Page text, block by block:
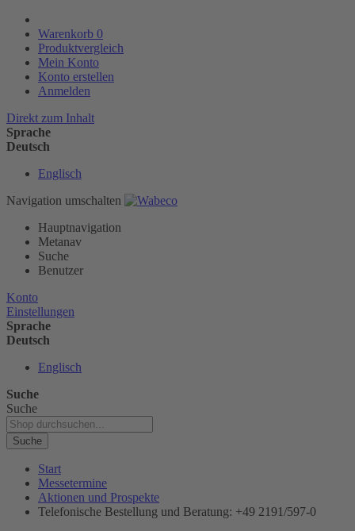
Warenkorb 0
Produktvergleich
Mein Konto
Konto erstellen
Anmelden
Direkt zum Inhalt
Sprache
Deutsch
Englisch
Navigation umschalten
Hauptnavigation
Metanav
Suche
Benutzer
Konto
Einstellungen
Sprache
Deutsch
Englisch
Suche
Suche
Suche
Start
Messetermine
Aktionen und Prospekte
Telefonische Bestellung und Beratung: +49 2191/597-0